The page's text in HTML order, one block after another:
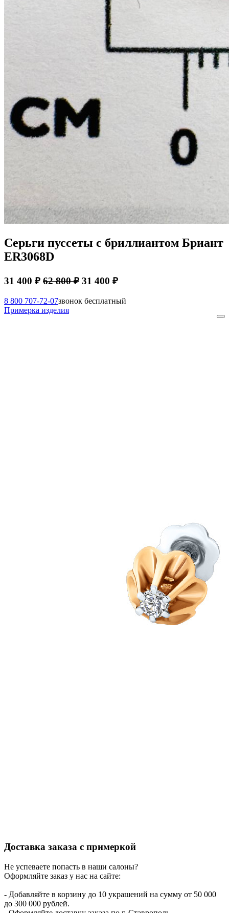
Серьги пуссеты с бриллиантом Бриант
ER3068D
31 400 ₽ 62 800 ₽ 31 400 ₽
8 800 707-72-07звонок бесплатный
Примерка изделия
Доставка заказа с примеркой
Не успеваете попасть в наши салоны?
Оформляйте заказ у нас на сайте:
- Добавляйте в корзину до 10 украшений на сумму от 50 000
до 300 000 рублей.